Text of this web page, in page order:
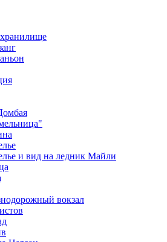
и вид на ледник Майли
вокзал